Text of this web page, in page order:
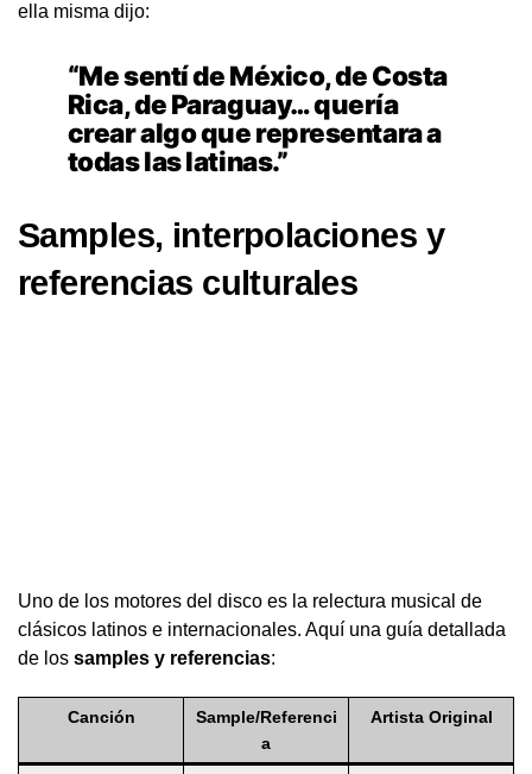
ella misma dijo:
“Me sentí de México, de Costa
Rica, de Paraguay… quería
crear algo que representara a
todas las latinas.”
Samples, interpolaciones y
referencias culturales
Uno de los motores del disco es la relectura musical de
clásicos latinos e internacionales. Aquí una guía detallada
de los samples y referencias:
Canción
Sample/Referenci
a
Artista Original